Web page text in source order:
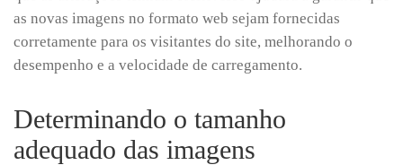
as novas imagens no formato web sejam fornecidas
corretamente para os visitantes do site, melhorando o
desempenho e a velocidade de carregamento.
Determinando o tamanho
adequado das imagens